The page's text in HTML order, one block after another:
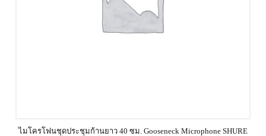
ไมโครโฟนชุดประชุมก้านยาว 40 ซม. Gooseneck Microphone SHURE